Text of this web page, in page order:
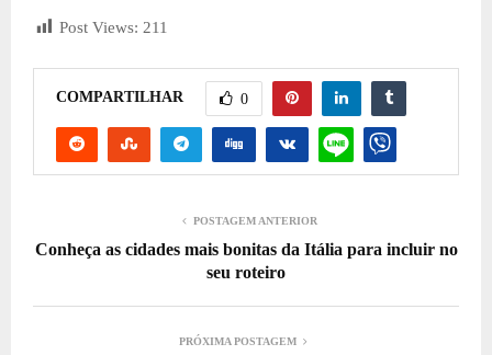
Post Views: 211
COMPARTILHAR 0
POSTAGEM ANTERIOR
Conheça as cidades mais bonitas da Itália para incluir no
seu roteiro
PRÓXIMA POSTAGEM